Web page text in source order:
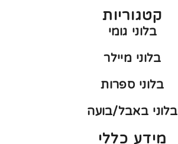
קטגוריות
בלוני גומי
בלוני מיילר
בלוני ספרות
בלוני באבל/בועה
מידע כללי